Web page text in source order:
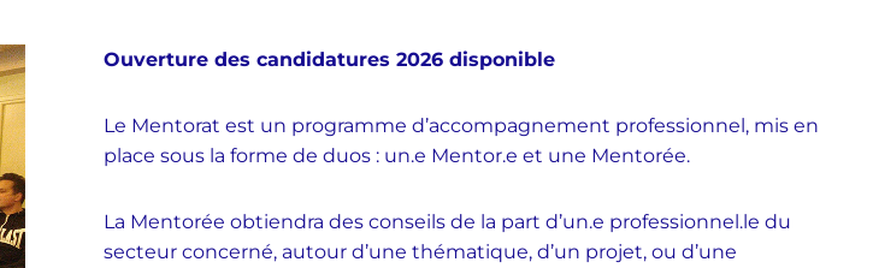
Ouverture des candidatures 2026 disponible
Le Mentorat est un programme d’accompagnement professionnel, mis en
place sous la forme de duos : un.e Mentor.e et une Mentorée.
La Mentorée obtiendra des conseils de la part d’un.e professionnel.le du
secteur concerné, autour d’une thématique, d’un projet, ou d’une